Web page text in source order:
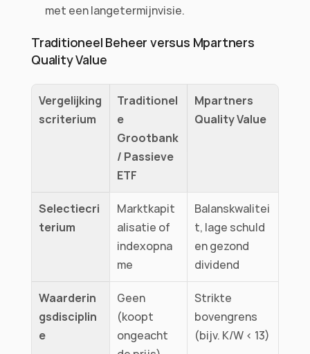
met een langetermijnvisie.
Traditioneel Beheer versus Mpartners
Quality Value
Vergelijking
scriterium
Traditionel
e
Grootbank
/ Passieve
ETF
Mpartners
Quality Value
Selectiecri
terium
Marktkapit
alisatie of
indexopna
me
Balanskwalitei
t, lage schuld
en gezond
dividend
Waarderin
gsdisciplin
e
Geen
(koopt
ongeacht
Strikte
bovengrens
(bijv. K/W < 13)